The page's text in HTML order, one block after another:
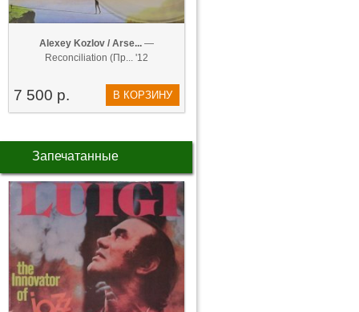
Alexey Kozlov / Arse... —
Reconciliation (Пр... '12
7 500 р. В КОРЗИНУ
Запечатанные